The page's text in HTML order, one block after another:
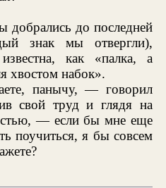
добрались до последней
знак мы отвергли),
как «палка, а
хвостом набок».
панычу, — говорил
свой труд и глядя на
— если бы мне еще
поучиться, я бы совсем